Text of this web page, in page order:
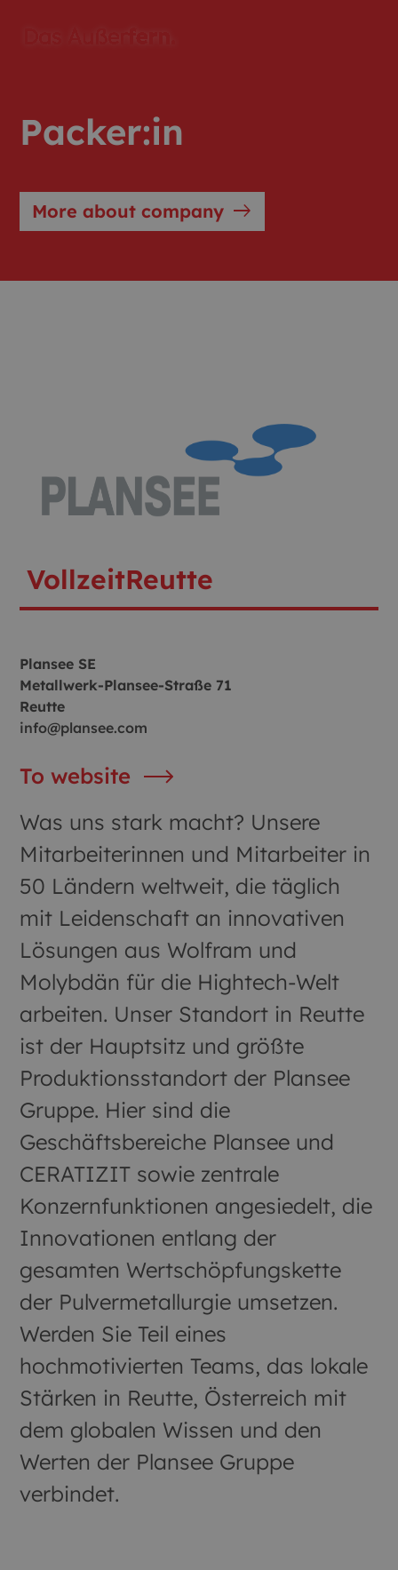
Packer:in
More about company east
VollzeitReutte
Plansee SE
Metallwerk-Plansee-Straße 71
Reutte
info@plansee.com
To website
Was uns stark macht? Unsere
Mitarbeiterinnen und Mitarbeiter in
50 Ländern weltweit, die täglich
mit Leidenschaft an innovativen
Lösungen aus Wolfram und
Molybdän für die Hightech-Welt
arbeiten. Unser Standort in Reutte
ist der Hauptsitz und größte
Produktionsstandort der Plansee
Gruppe. Hier sind die
Geschäftsbereiche Plansee und
CERATIZIT sowie zentrale
Konzernfunktionen angesiedelt, die
Innovationen entlang der
gesamten Wertschöpfungskette
der Pulvermetallurgie umsetzen.
Werden Sie Teil eines
hochmotivierten Teams, das lokale
Stärken in Reutte, Österreich mit
dem globalen Wissen und den
Werten der Plansee Gruppe
verbindet.